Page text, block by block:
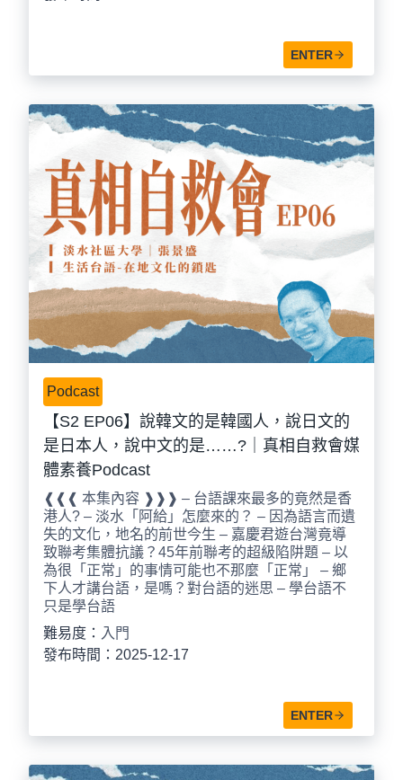
ENTER
Podcast
【S2 EP06】說韓文的是韓國人，說日文的
是日本人，說中文的是……?｜真相自救會媒
體素養Podcast
❰❰❰ 本集內容 ❱❱❱ – 台語課來最多的竟然是香
港人? – 淡水「阿給」怎麼來的？ – 因為語言而遺
失的文化，地名的前世今生 – 嘉慶君遊台灣竟導
致聯考集體抗議？45年前聯考的超級陷阱題 – 以
為很「正常」的事情可能也不那麼「正常」 – 鄉
下人才講台語，是嗎？對台語的迷思 – 學台語不
只是學台語
難易度： 入門
發布時間：2025-12-17
ENTER